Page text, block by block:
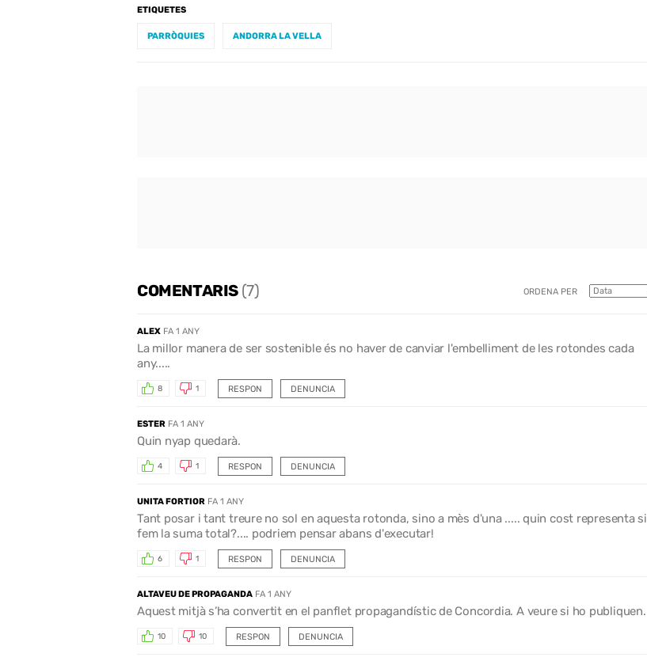
ETIQUETES
PARRÒQUIES ANDORRA LA VELLA
COMENTARIS (7) ORDENA PER
ALEX FA 1 ANY
La millor manera de ser sostenible és no haver de canviar l'embelliment de les rotondes cada
any.....
RESPON
8 1 DENUNCIA
ESTER FA 1 ANY
Quin nyap quedarà.
RESPON
4 1 DENUNCIA
UNITA FORTIOR FA 1 ANY
Tant posar i tant treure no sol en aquesta rotonda, sino a mès d'una ..... quin cost representa si
fem la suma total?.... podriem pensar abans d'executar!
RESPON
6 1 DENUNCIA
ALTAVEU DE PROPAGANDA FA 1 ANY
Aquest mitjà s’ha convertit en el panflet propagandístic de Concordia. A veure si ho publiquen.
RESPON
10 10 DENUNCIA